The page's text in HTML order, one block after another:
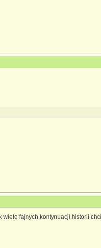
fajnych kontynuacji historii